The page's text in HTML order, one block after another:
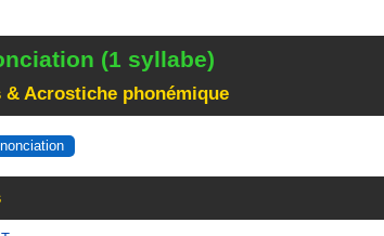
(1 syllabe)
& Acrostiche phonémique